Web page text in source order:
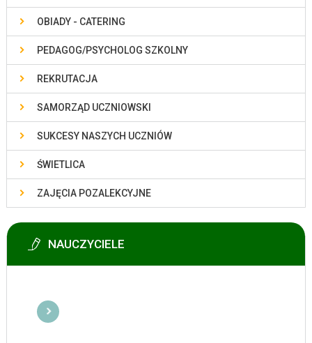
OBIADY - CATERING
PEDAGOG/PSYCHOLOG SZKOLNY
REKRUTACJA
SAMORZĄD UCZNIOWSKI
SUKCESY NASZYCH UCZNIÓW
ŚWIETLICA
ZAJĘCIA POZALEKCYJNE
NAUCZYCIELE